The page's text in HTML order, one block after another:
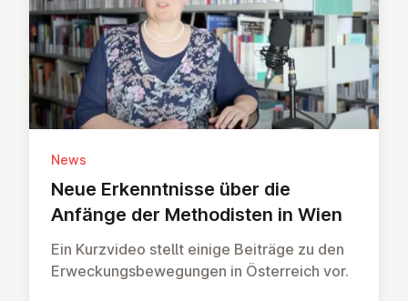
News
Neue Erken­nt­n­isse über die
Anfänge der Meth­od­isten in Wien
Ein Kurzvideo stellt einige Beiträge zu den
Erweckungsbewegungen in Österreich vor.